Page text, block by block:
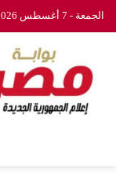
الجمعة - 7 أغسطس 2026